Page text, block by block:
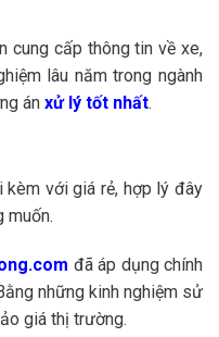
cung cấp thông tin về xe,
lâu năm trong ngành
án xử lý tốt nhất.
với giá rẻ, hợp lý đây
muốn.
đã áp dụng chính
những kinh nghiệm sử
giá thị trường.